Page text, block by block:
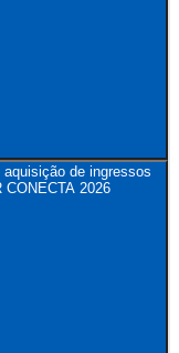
de ingressos
CONECTA 2026